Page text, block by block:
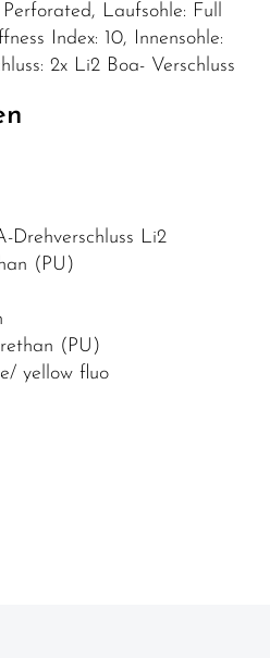
Laufsohle: Full
Index: 10, Innensohle:
2x Li2 Boa- Verschluss
Drehverschluss Li2
(PU)
(PU)
yellow fluo